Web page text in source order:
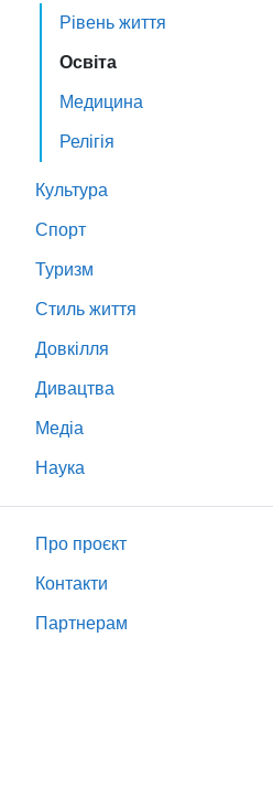
Рівень життя
Освіта
Медицина
Релігія
Культура
Спорт
Туризм
Стиль життя
Довкілля
Дивацтва
Медіа
Наука
Про проєкт
Контакти
Партнeрам